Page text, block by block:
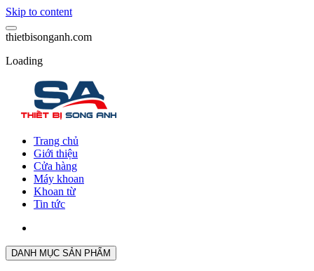
Skip to content
thietbisonganh.com
Loading
Trang chủ
Giới thiệu
Cửa hàng
Máy khoan
Khoan từ
Tin tức
DANH MỤC SẢN PHẨM